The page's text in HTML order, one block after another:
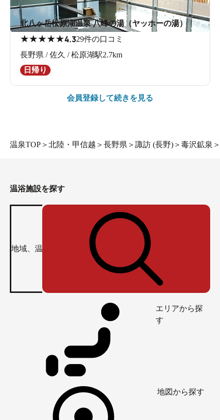
北八ヶ岳松原湖温泉 八峰の湯（ヤッホーの湯）
★★★★★4.329件の口コミ
長野県 / 佐久 / 松原湖駅2.7km
日帰り
会員登録して続きを見る
温泉TOP ＞ 北陸・甲信越 ＞ 長野県 ＞ 諏訪 (長野) ＞ 毒沢鉱泉 ＞
温浴施設を探す
エリアから探
す
地図から探す